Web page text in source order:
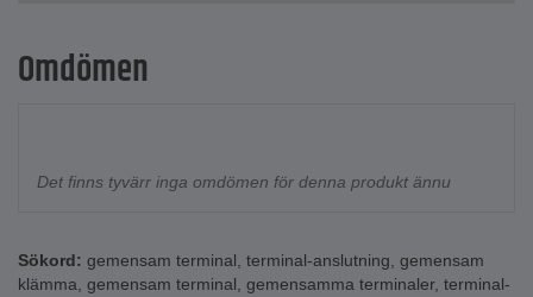
Omdömen
Det finns tyvärr inga omdömen för denna produkt ännu
Sökord: gemensam terminal, terminal-anslutning, gemensam
klämma, gemensam terminal, gemensamma terminaler, terminal-